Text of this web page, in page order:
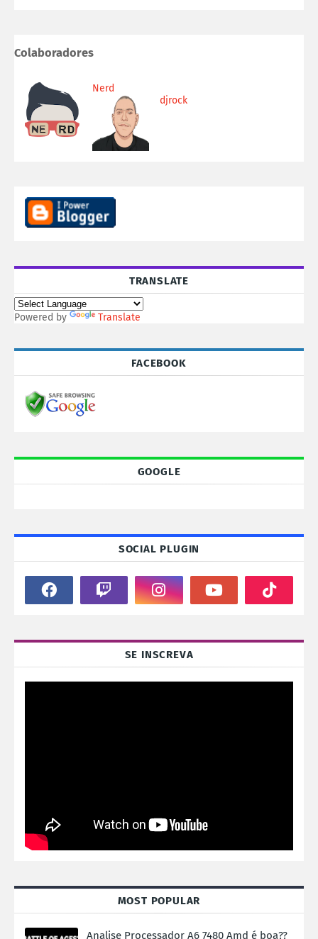
Colaboradores
Nerd
djrock
TRANSLATE
Powered by Translate
FACEBOOK
GOOGLE
SOCIAL PLUGIN
SE INSCREVA
MOST POPULAR
Analise Processador A6 7480 Amd é boa??